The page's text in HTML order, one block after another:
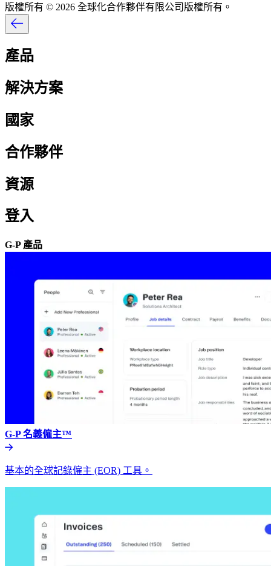
版權所有 © 2026 全球化合作夥伴有限公司版權所有。​​
產品​​
解決方案​​
國家​​
合作夥伴​​
資源​​
登入​​
G-P 產品​​
G-P 名義僱主™​​
基本的全球記錄僱主 (EOR) 工具。​​